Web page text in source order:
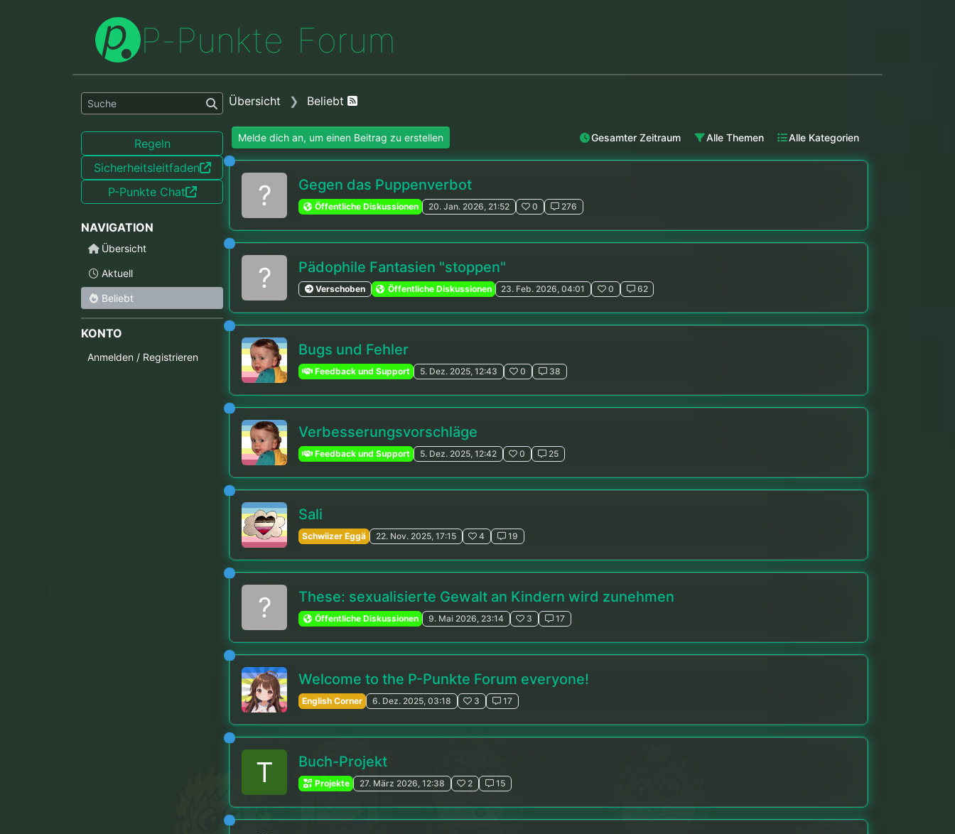
P-Punkte Forum
Regeln
Sicherheitsleitfaden
P-Punkte Chat
NAVIGATION
Übersicht
Aktuell
Beliebt
KONTO
Anmelden / Registrieren
Übersicht Beliebt
Melde dich an, um einen Beitrag zu erstellen Gesamter Zeitraum Alle Themen Alle Kategorien
? Gegen das Puppenverbot
Öffentliche Diskussionen 20. Jan. 2026, 21:52 0 276
? Pädophile Fantasien "stoppen"
Verschoben Öffentliche Diskussionen 23. Feb. 2026, 04:01 0 62
Bugs und Fehler
Feedback und Support 5. Dez. 2025, 12:43 0 38
Verbesserungsvorschläge
Feedback und Support 5. Dez. 2025, 12:42 0 25
Sali
Schwiizer Eggä 22. Nov. 2025, 17:15 4 19
? These: sexualisierte Gewalt an Kindern wird zunehmen
Öffentliche Diskussionen 9. Mai 2026, 23:14 3 17
Welcome to the P-Punkte Forum everyone!
English Corner 6. Dez. 2025, 03:18 3 17
T Buch-Projekt
Projekte 27. März 2026, 12:38 2 15